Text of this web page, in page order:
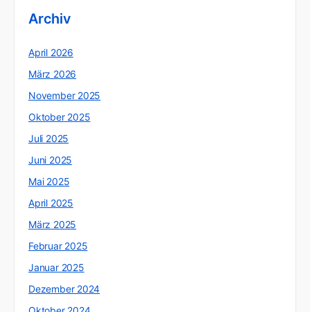
Archiv
April 2026
März 2026
November 2025
Oktober 2025
Juli 2025
Juni 2025
Mai 2025
April 2025
März 2025
Februar 2025
Januar 2025
Dezember 2024